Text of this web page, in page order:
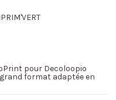
pour Decoloopio
format adaptée en